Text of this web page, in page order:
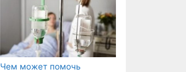
Чем может помочь